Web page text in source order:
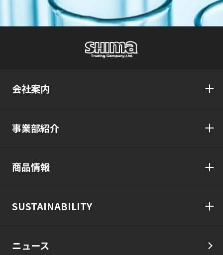
会社案内
事業部紹介
商品情報
SUSTAINABILITY
ニュース